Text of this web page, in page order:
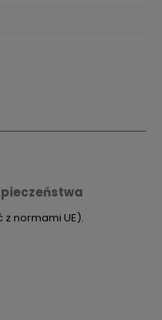
normami UE).